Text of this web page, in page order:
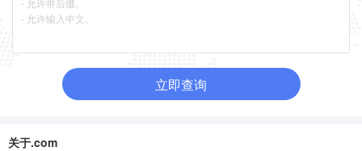
立即查询
关于.com